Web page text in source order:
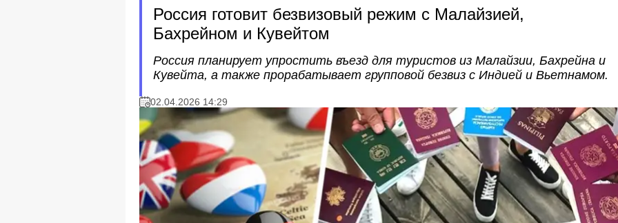
Россия готовит безвизовый режим с Малайзией,
Бахрейном и Кувейтом
Россия планирует упростить въезд для туристов из Малайзии, Бахрейна и
Кувейта, а также прорабатывает групповой безвиз с Индией и Вьетнамом.
02.04.2026 14:29